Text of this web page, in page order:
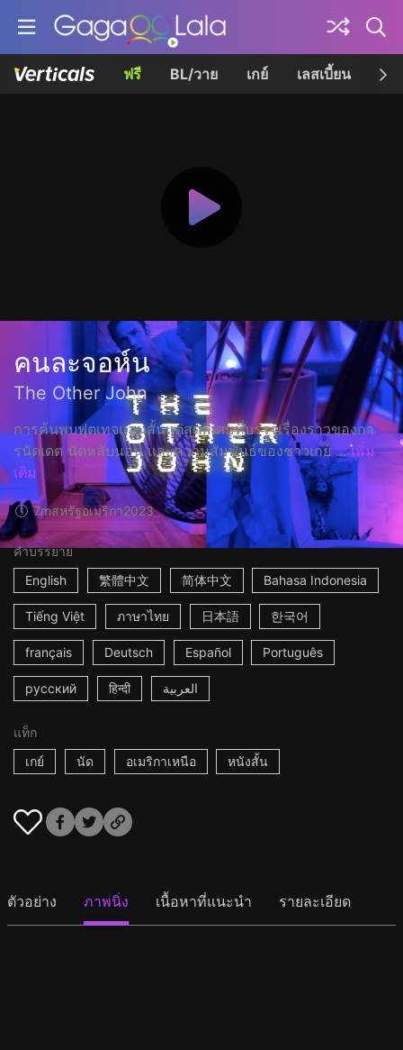
ฟรี BL/วาย เกย์ เลสเบี้ยน เค
คนละจอห์น
The Other John
การค้นพบฟุตเทจแสนสั้นแต่สุดพิเศษที่บรรจุเรื่องราวของกา
รนัดเดต นัดหลับนอน และความสัมพันธ์ของชาวเกย์ ... เพิ่ม
เติม
7mสหรัฐอเมริกา2023
คำบรรยาย
English
繁體中文 简体中文 Bahasa Indonesia
Tiếng Việt ภาษาไทย 日本語 한국어
français Deutsch Español Português
русский हिन्दी العربية
แท็ก
เกย์
นัด อเมริกาเหนือ หนังสั้น
ตัวอย่าง ภาพนิ่ง เนื้อหาที่แนะนำ รายละเอียด